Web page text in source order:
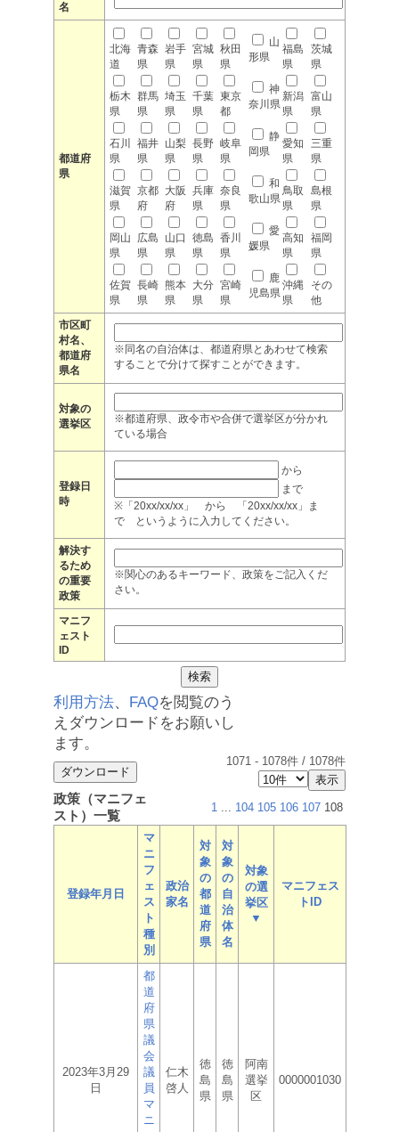
名
都道府
県
北海
道
青森
県
岩手
県
宮城
県
秋田
県
山
形県
福島
県
茨城
県
栃木
県
群馬
県
埼玉
県
千葉
県
東京
都
神
奈川県
新潟
県
富山
県
石川
県
福井
県
山梨
県
長野
県
岐阜
県
静
岡県
愛知
県
三重
県
滋賀
県
京都
府
大阪
府
兵庫
県
奈良
県
和
歌山県
鳥取
県
島根
県
岡山
県
広島
県
山口
県
徳島
県
香川
県
愛
媛県
高知
県
福岡
県
佐賀
県
長崎
県
熊本
県
大分
県
宮崎
県
鹿
児島県
沖縄
県
その
他
市区町
村名、
都道府
県名
※同名の自治体は、都道府県とあわせて検索
することで分けて探すことができます。
対象の
選挙区
※都道府県、政令市や合併で選挙区が分かれ
ている場合
登録日
時
から
まで
※「20xx/xx/xx」 から 「20xx/xx/xx」ま
で というように入力してください。
解決す
るため
の重要
政策
※関心のあるキーワード、政策をご記入くだ
さい。
マニフ
ェスト
ID
利用方法、 FAQを閲覧のう
えダウンロードをお願いし
ます。
1071 - 1078件 / 1078件
政策（マニフェ
スト）一覧
1 ... 104 105 106 107 108
登録年月日
マ
ニ
フ
ェ
ス
ト
種
別
政治
家名
対
象
の
都
道
府
県
対
象
の
自
治
体
名
対象
の選
挙区
▼
マニフェス
トID
2023年3月29
日
都
道
府
県
議
会
議
員
マ
ニ
仁木
啓人
徳
島
県
徳
島
県
阿南
選挙
区
0000001030